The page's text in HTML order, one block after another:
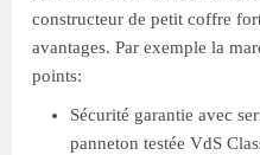
constructeur de petit coffre
avantages. Par exemple la
points:
Sécurité garantie avec
panneton testée VdS